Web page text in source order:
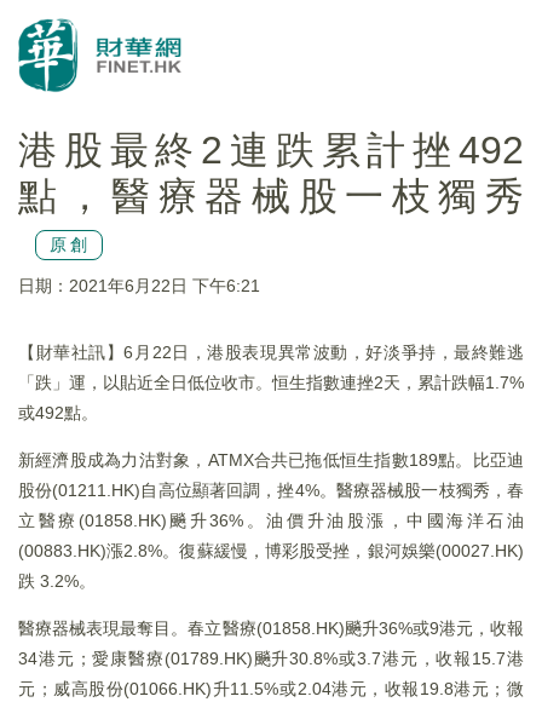
港股最終2連跌累計挫492
點，醫療器械股一枝獨秀
原創
日期：2021年6月22日 下午6:21
【財華社訊】6月22日，港股表現異常波動，好淡爭持，最終難逃
「跌」運，以貼近全日低位收市。恒生指數連挫2天，累計跌幅1.7%
或492點。
新經濟股成為力沽對象，ATMX合共已拖低恒生指數189點。比亞迪
股份(01211.HK)自高位顯著回調，挫4%。醫療器械股一枝獨秀，春
立醫療(01858.HK)飈升36%。油價升油股漲，中國海洋石油
(00883.HK)漲2.8%。復蘇緩慢，博彩股受挫，銀河娛樂(00027.HK)
跌 3.2%。
醫療器械表現最奪目。春立醫療(01858.HK)飈升36%或9港元，收報
34港元；愛康醫療(01789.HK)飈升30.8%或3.7港元，收報15.7港
元；威高股份(01066.HK)升11.5%或2.04港元，收報19.8港元；微